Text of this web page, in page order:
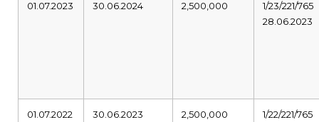
01.07.2023 30.06.2024 2,500,000
1/23/221/765
28.06.2023
01.07.2022 30.06.2023 2,500,000
1/22/221/765